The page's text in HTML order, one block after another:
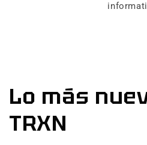
Lo más
TRXN